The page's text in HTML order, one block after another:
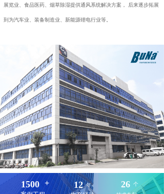
展览业、食品医药、烟草除湿提供通风系统解决方案， 后来逐步拓展
到为汽车业、装备制造业、新能源锂电行业等。
+ 26
1500 12 个
年